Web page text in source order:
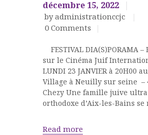
décembre 15, 2022
by administrationccjc
0 Comments
FESTIVAL DIA(S)PORAMA –
sur le Cinéma Juif
LUNDI 23 JANVIER à 20H00
Village à Neuilly sur seine –
Chezy Une famille juive
orthodoxe d’Aix-les-Bains
Read more